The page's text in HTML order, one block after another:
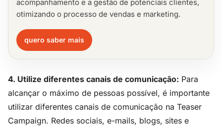
acompanhamento e a gestão de potenciais clientes,
otimizando o processo de vendas e marketing.
quero saber mais
4. Utilize diferentes canais de comunicação: Para
alcançar o máximo de pessoas possível, é importante
utilizar diferentes canais de comunicação na Teaser
Campaign. Redes sociais, e-mails, blogs, sites e